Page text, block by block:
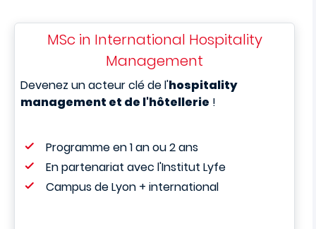
MSc in International Hospitality
Management
Devenez un acteur clé de l'hospitality
management et de l'hôtellerie !
Programme en 1 an ou 2 ans
En partenariat avec l'Institut Lyfe
Campus de Lyon + international